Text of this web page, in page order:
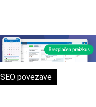
povezave